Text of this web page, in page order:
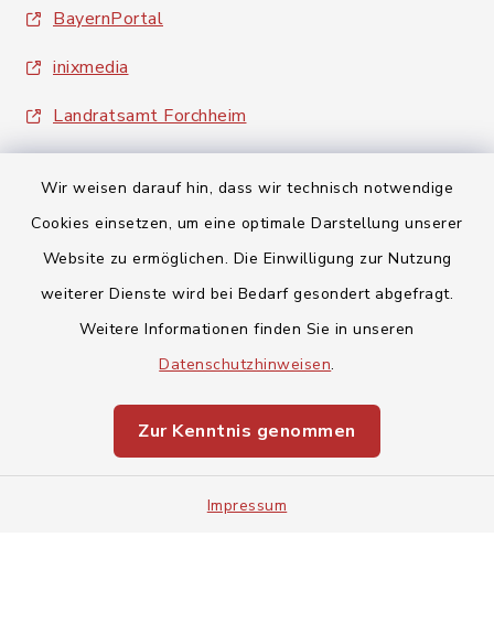
Wir weisen darauf hin, dass wir technisch notwendige
Cookies einsetzen, um eine optimale Darstellung unserer
Website zu ermöglichen. Die Einwilligung zur Nutzung
weiterer Dienste wird bei Bedarf gesondert abgefragt.
Weitere Informationen finden Sie in unseren
Datenschutzhinweisen.
Zur Kenntnis genommen
Impressum
BayernPortal
inixmedia
Landratsamt Forchheim
Barrierefreiheit
Impressum
Sitemap